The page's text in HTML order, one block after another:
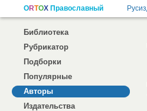
Библиотека
Рубрикатор
Подборки
Популярные
Авторы
Издательства